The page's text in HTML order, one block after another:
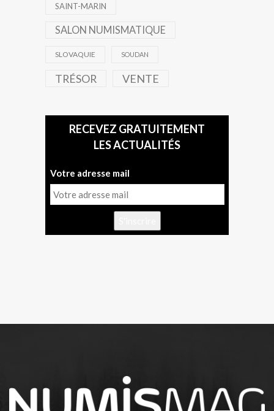
SAINT-MARIN
SALON NUMISMATIQUE
SLOVAQUIE SOUDAN
TRÉSOR VENTE
RECEVEZ GRATUITEMENT
LES ACTUALITÉS
Votre adresse mail